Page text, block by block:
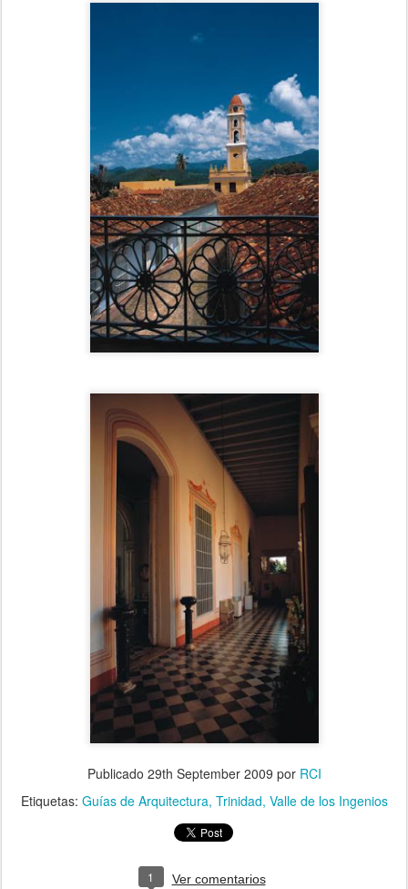
Publicado 29th September 2009 por RCI
Etiquetas: Guías de Arquitectura Trinidad Valle de los Ingenios
1 Ver comentarios